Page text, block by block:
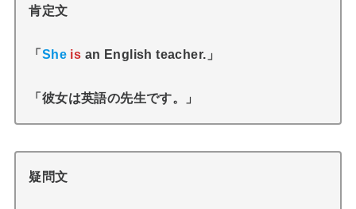
肯定文
「She is an English teacher.」
「彼女は英語の先生です。」
疑問文